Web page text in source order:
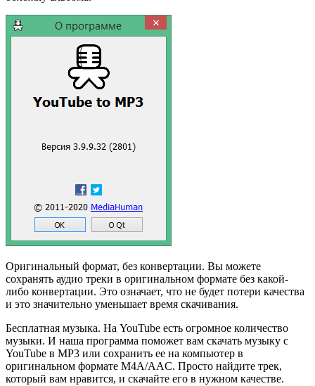
Оригинальный формат, без конвертации. Вы можете
сохранять аудио треки в оригинальном формате без какой-
либо конвертации. Это означает, что не будет потери качества
и это значительно уменьшает время скачивания.
Бесплатная музыка. На YouTube есть огромное количество
музыки. И наша программа поможет вам скачать музыку с
YouTube в MP3 или сохранить ее на компьютер в
оригинальном формате M4A/AAC. Просто найдите трек,
который вам нравится, и скачайте его в нужном качестве.